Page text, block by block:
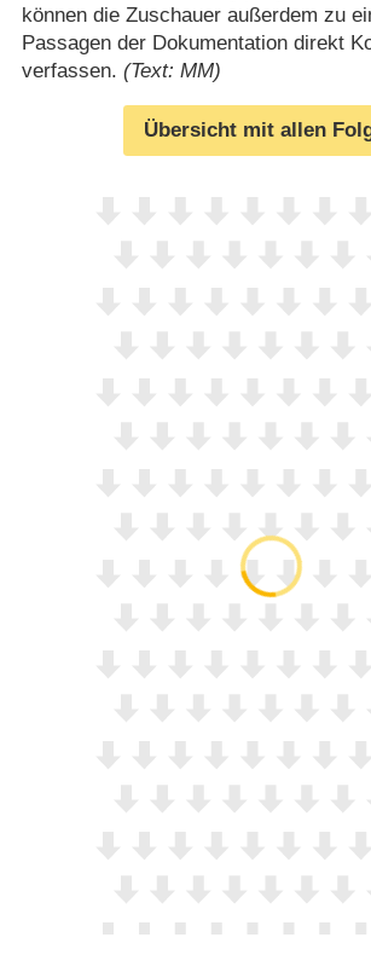
können die Zuschauer außerdem zu
Passagen der Dokumentation direkt
verfassen. (Text: MM)
Übersicht mit allen